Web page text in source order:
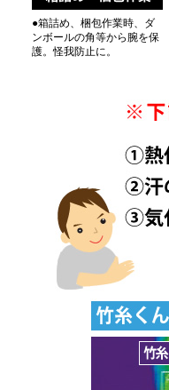
●箱詰め、梱包作業時、ダ
ンボールの角等から腕を保
護。怪我防止に。